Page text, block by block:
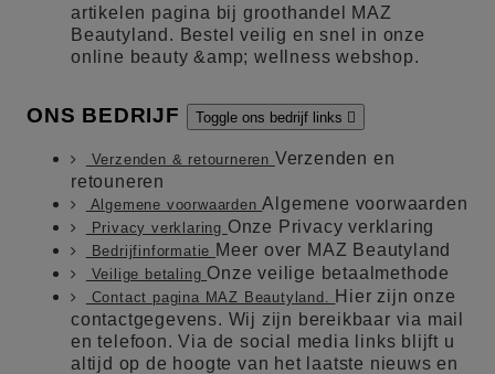
artikelen pagina bij groothandel MAZ
Beautyland. Bestel veilig en snel in onze
online beauty &amp; wellness webshop.
ONS BEDRIJF Toggle ons bedrijf links 
Verzenden & retourneren Verzenden en
retouneren
Algemene voorwaardenAlgemene voorwaarden
Privacy verklaring Onze Privacy verklaring
Bedrijfinformatie Meer over MAZ Beautyland
Veilige betaling Onze veilige betaalmethode
Contact pagina MAZ Beautyland.
Hier zijn onze
contactgegevens. Wij zijn bereikbaar via mail
en telefoon. Via de social media links blijft u
altijd op de hoogte van het laatste nieuws en